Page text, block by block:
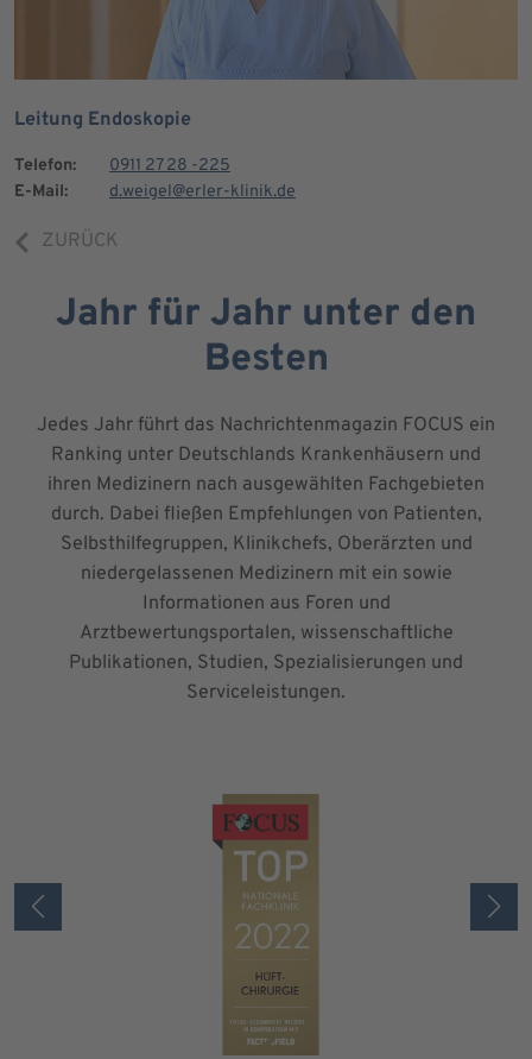
Leitung Endoskopie
Telefon:
0911 27 28 -225
E-Mail:
d.weigel@erler-klinik.de
ZURÜCK
Jahr für Jahr unter den
Besten
Jedes Jahr führt das Nachrichtenmagazin FOCUS ein
Ranking unter Deutschlands Krankenhäusern und
ihren Medizinern nach ausgewählten Fachgebieten
durch. Dabei fließen Empfehlungen von Patienten,
Selbsthilfegruppen, Klinikchefs, Oberärzten und
niedergelassenen Medizinern mit ein sowie
Informationen aus Foren und
Arztbewertungsportalen, wissenschaftliche
Publikationen, Studien, Spezialisierungen und
Serviceleistungen.